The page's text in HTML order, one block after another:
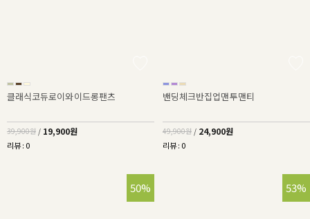
클래식코듀로이와이드롱팬츠
39,900원 / 19,900원
리뷰 : 0
밴딩체크반집업맨투맨티
49,900원 / 24,900원
리뷰 : 0
50% 53%